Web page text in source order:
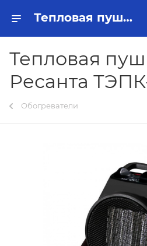
Тепловая пушка Ресанта ТЭПК-3000К Тольятти - купить в интернет-магазине, каталог с ценами и характеристиками
Тепловая
Ресанта
Обогреватели